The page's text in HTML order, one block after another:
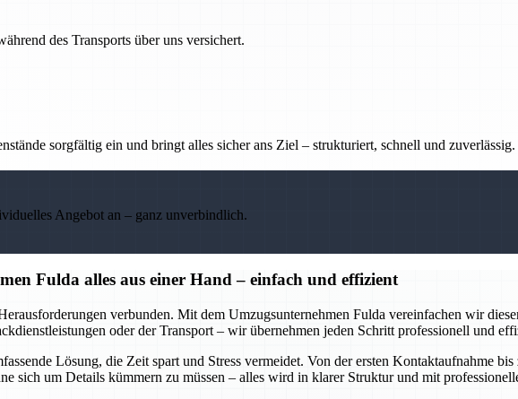
des Transports über uns versichert.
sorgfältig ein und bringt alles sicher ans Ziel – strukturiert, schnell und zuverlässig.
Angebot an – ganz unverbindlich.
Fulda alles aus einer Hand – einfach und effizient
verbunden. Mit dem Umzugsunternehmen Fulda vereinfachen wir
oder der Transport – wir übernehmen jeden Schritt professionell und
Lösung, die Zeit spart und Stress vermeidet. Von der ersten Kontaktaufnahme
sich um Details kümmern zu müssen – alles wird in klarer Struktur und mit